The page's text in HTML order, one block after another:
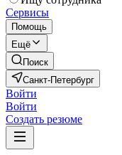
Сервисы
Помощь
Ещё
Поиск
Санкт-Петербург
Войти
Войти
Создать резюме